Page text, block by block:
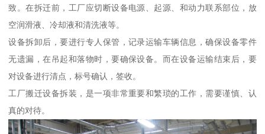
致。在拆迁前，工厂应切断设备电源、起源、和动力联系部位，放
空润滑液、冷却液和清洗液等。
设备拆卸后，要进行专人保管，记录运输车辆信息，确保设备零件
无遗漏，在吊起和落物时，要确保设备。而在设备运输结束后，要
对设备进行清点，标号确认，签收。
工厂搬迁设备拆装，是一项非常重要和繁琐的工作，需要谨慎、认
真的对待。